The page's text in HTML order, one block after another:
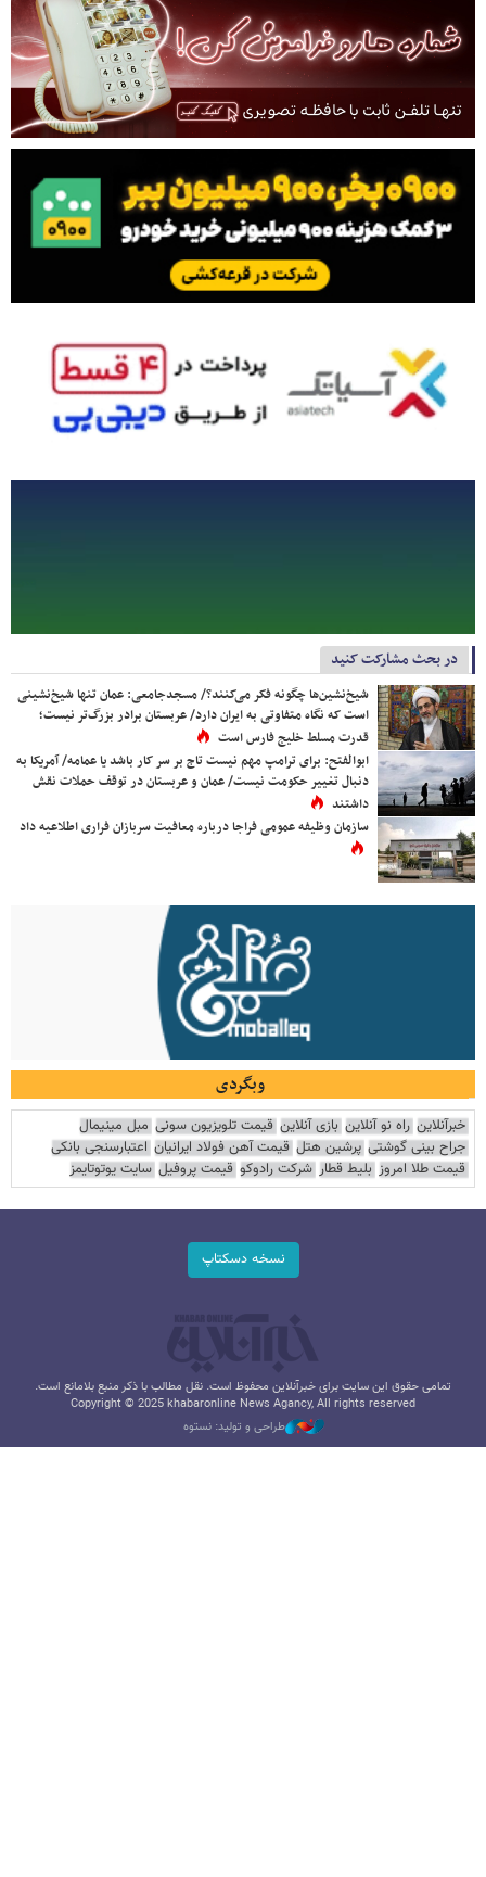
در بحث مشارکت کنید
شیخ‌نشین‌ها چگونه فکر می‌کنند؟/ مسجدجامعی: عمان تنها شیخ‌نشینی
است که نگاه متفاوتی به ایران دارد/ عربستان برادر بزرگ‌تر نیست؛
قدرت مسلط خلیج فارس است
ابوالفتح: برای ترامپ مهم نیست تاج بر سر کار باشد یا عمامه/ آمریکا به
دنبال تغییر حکومت نیست/ عمان و عربستان در توقف حملات نقش
داشتند
سازمان وظیفه عمومی فراجا درباره معافیت سربازان فراری اطلاعیه داد
وبگردی
خبرآنلاین راه نو آنلاین بازی آنلاین قیمت تلویزیون سونی مبل مینیمال
جراح بینی گوشتی پرشین هتل قیمت آهن فولاد ایرانیان اعتبارسنجی بانکی
قیمت طلا امروز بلیط قطار شرکت رادوکو قیمت پروفیل سایت یوتوتایمز
نسخه دسکتاپ
تمامی حقوق این سایت برای خبرآنلاین محفوظ است. نقل مطالب با ذکر منبع بلامانع است.
Copyright © 2025 khabaronline News Agancy, All rights reserved
طراحی و تولید: نستوه